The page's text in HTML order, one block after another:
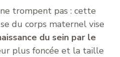
trompent pas : cette
du corps maternel vise
du sein par le
plus foncée et la taille